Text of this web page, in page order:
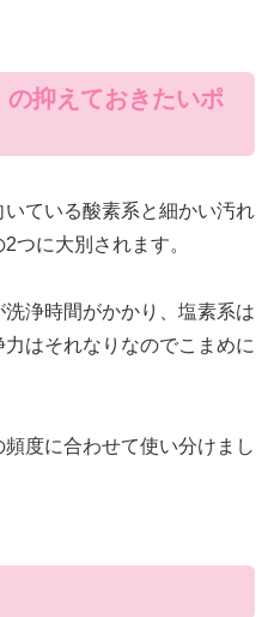
の抑えておきたいポ
ている酸素系と細かい汚れ
つに大別されます。
浄時間がかかり、塩素系は
はそれなりなのでこまめに
度に合わせて使い分けまし